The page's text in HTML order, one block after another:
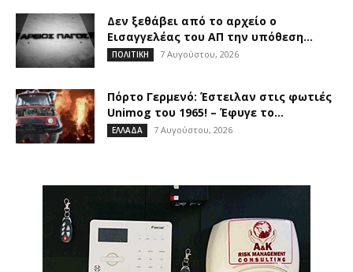
Δεν ξεθάβει από το αρχείο ο
Εισαγγελέας του ΑΠ την υπόθεση...
ΠΟΛΙΤΙΚΗ 7 Αυγούστου, 2026
Πόρτο Γερμενό: Έστειλαν στις φωτιές
Unimog του 1965! – Έφυγε το...
ΕΛΛΑΔΑ 7 Αυγούστου, 2026